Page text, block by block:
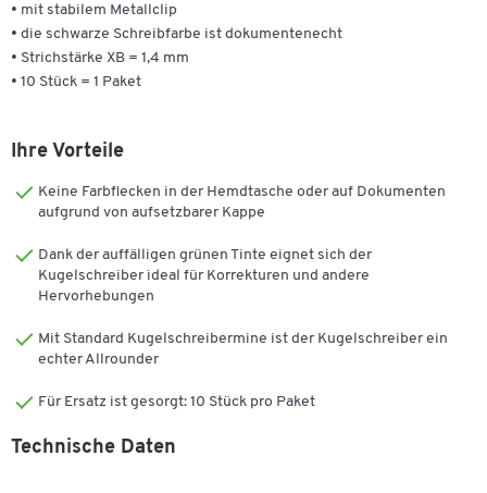
• mit stabilem Metallclip
• die schwarze Schreibfarbe ist dokumentenecht
• Strichstärke XB = 1,4 mm
• 10 Stück = 1 Paket
Ihre Vorteile
Keine Farbflecken in der Hemdtasche oder auf Dokumenten
aufgrund von aufsetzbarer Kappe
Dank der auffälligen grünen Tinte eignet sich der
Kugelschreiber ideal für Korrekturen und andere
Hervorhebungen
Mit Standard Kugelschreibermine ist der Kugelschreiber ein
echter Allrounder
Für Ersatz ist gesorgt: 10 Stück pro Paket
Technische Daten